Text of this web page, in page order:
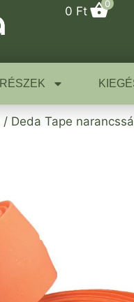
0 Ft
0
/ Deda Tape